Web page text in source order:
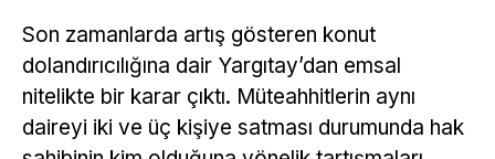
Son zamanlarda artış gösteren konut
dolandırıcılığına dair Yargıtay’dan emsal
nitelikte bir karar çıktı. Müteahhitlerin aynı
daireyi iki ve üç kişiye satması durumunda hak